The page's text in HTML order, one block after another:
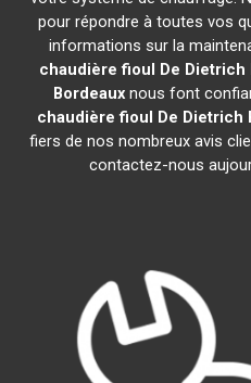
pour répondre à toutes vos
informations sur la
chaudière fioul De Dietrich
Bordeauxnous font
chaudière fioul De Dietrich
fiers de nos nombreux avis
contactez-nous